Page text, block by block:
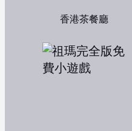
香港茶餐廳